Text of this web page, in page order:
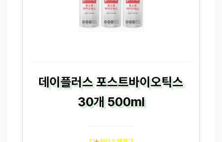
데이플러스 포스트바이오틱스
30개 500ml